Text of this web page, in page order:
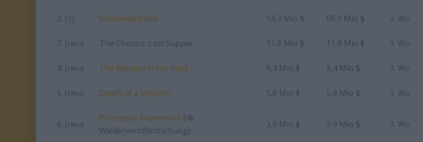
2. (1) Schneewittchen 14,3 Mio $ 66,9 Mio $ 2. Wo
3. (neu) The Chosen: Last Supper 11,8 Mio $ 11,8 Mio $ 1. Wo
4. (neu) The Woman in the Yard 9,4 Mio $ 9,4 Mio $ 1. Wo
5. (neu) Death of a Unicorn 5,8 Mio $ 5,8 Mio $ 1. Wo
6. (neu)
Prinzessin Mononoke (4k
Wiederveröffentlichung)
3,9 Mio $ 3,9 Mio $ 1. Wo